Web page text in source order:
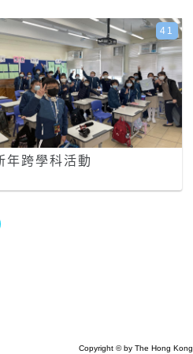
年跨學科活動
41
Copyright © by The Hong